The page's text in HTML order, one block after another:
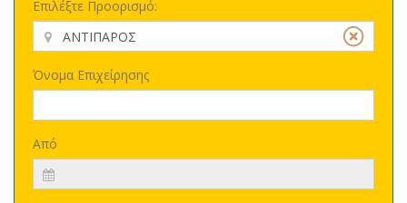
Επιλέξτε Προορισμό:
Όνομα Επιχείρησης
Από